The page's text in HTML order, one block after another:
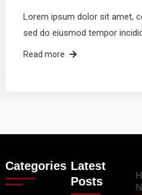
Lorem ipsum dolor sit amet,
sed do eiusmod tempor
Read more
Categories Latest
Posts